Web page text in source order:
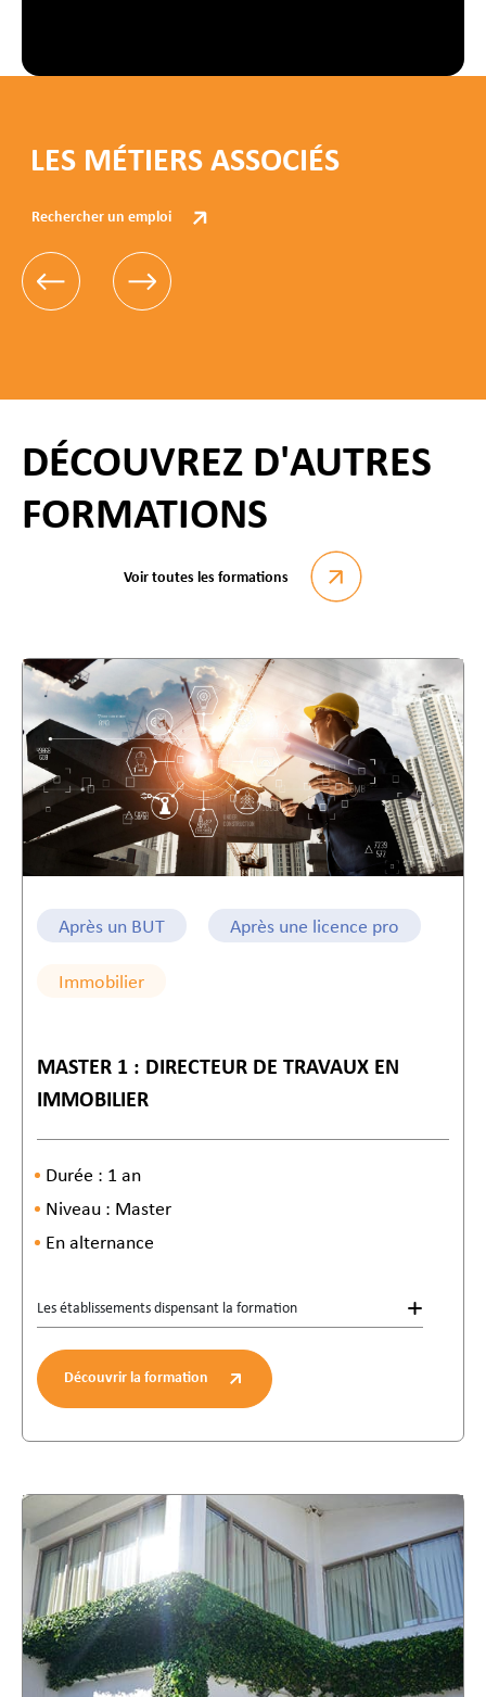
LES MÉTIERS ASSOCIÉS
Rechercher un emploi
DÉCOUVREZ D'AUTRES
FORMATIONS
Voir toutes les formations
Après un BUT Après une licence pro
Immobilier
MASTER 1 : DIRECTEUR DE TRAVAUX EN
IMMOBILIER
Durée : 1 an
Niveau : Master
En alternance
Les établissements dispensant la formation
Découvrir la formation